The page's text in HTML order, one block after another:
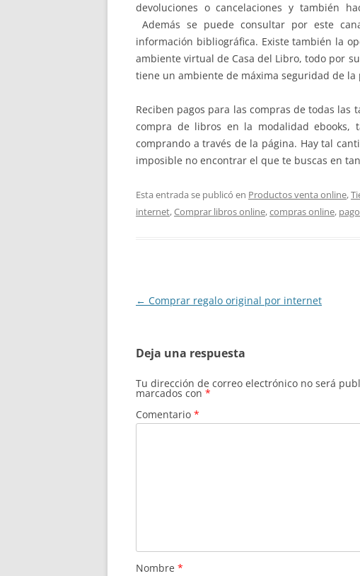
devoluciones o cancelaciones y también
Además se puede consultar por este
información bibliográfica. Existe también la
ambiente virtual de Casa del Libro, todo por
tiene un ambiente de máxima seguridad de
Reciben pagos para las compras de todas las
compra de libros en la modalidad ebooks,
comprando a través de la página. Hay tal
imposible no encontrar el que te buscas en
Esta entrada se publicó en Productos venta online,
internet,Comprar libros online,compras online,
Navegación
← Comprar regalo original por internet
Deja una respuesta
Tu dirección de correo electrónico no será
marcados con *
Comentario *
Nombre *